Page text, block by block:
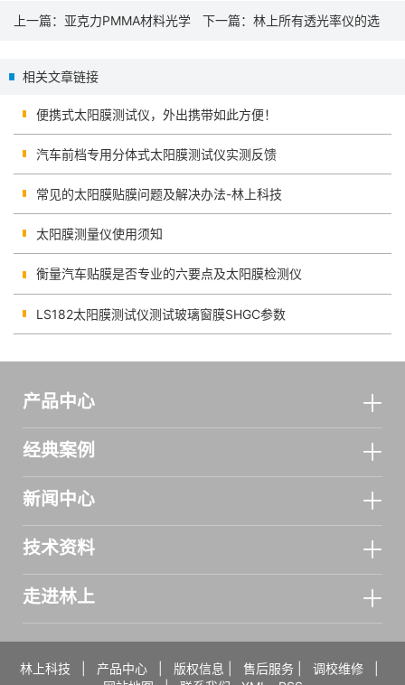
上一篇： 亚克力PMMA材料光学 下一篇： 林上所有透光率仪的选
相关文章链接
便携式太阳膜测试仪，外出携带如此方便！
汽车前档专用分体式太阳膜测试仪实测反馈
常见的太阳膜贴膜问题及解决办法-林上科技
太阳膜测量仪使用须知
衡量汽车贴膜是否专业的六要点及太阳膜检测仪
LS182太阳膜测试仪测试玻璃窗膜SHGC参数
产品中心
经典案例
新闻中心
技术资料
走进林上
林上科技 产品中心| 版权信息 售后服务| 调校维修|